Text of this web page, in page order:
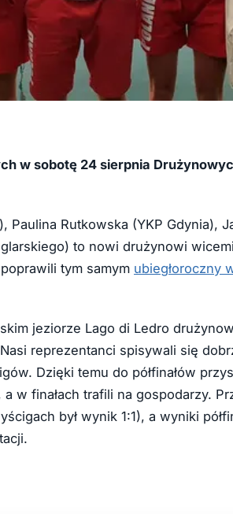
w sobotę 24 sierpnia
Paulina Rutkowska (YKP Gdynia),
to nowi drużynowi
tym samym ubiegłoroczny
jeziorze Lago di Ledro
reprezentanci spisywali się
Dzięki temu do półfinałów
a w finałach trafili na gospodarzy.
był wynik 1:1), a wyniki